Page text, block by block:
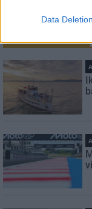
Data Deletion